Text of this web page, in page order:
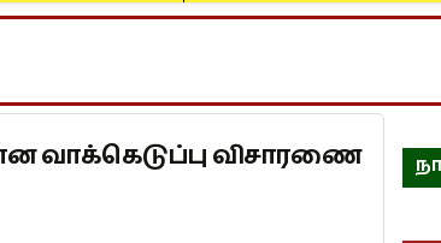
வாக்கெடுப்பு விசாரணை